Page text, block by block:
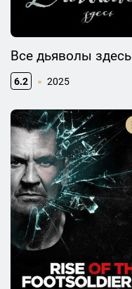
Все дьяволы здесь
6.2 2025